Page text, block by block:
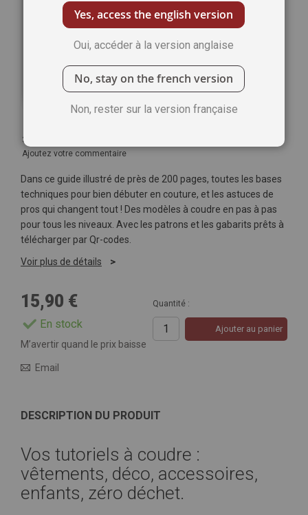
3
Ajoutez votre commentaire
Dans ce guide illustré de près de 200 pages, toutes les bases
techniques pour bien débuter en couture, et les astuces de
pros qui changent tout ! Des modèles à coudre en pas à pas
pour tous les niveaux. Avec les patrons et les gabarits prêts à
télécharger par Qr-codes.
Voir plus de détails
15,90 €
En stock
Quantité :
Ajouter au panier
M’avertir quand le prix baisse
Email
DESCRIPTION DU PRODUIT
Vos tutoriels à coudre :
vêtements, déco, accessoires,
enfants, zéro déchet.
Yes, access the english version
Oui, accéder à la version anglaise
No, stay on the french version
Non, rester sur la version française